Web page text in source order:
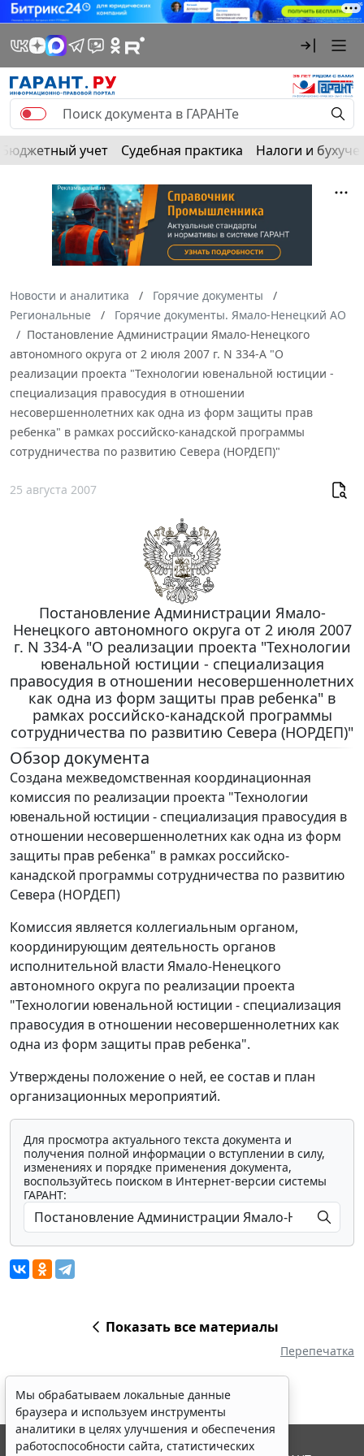
Бюджетный учет Судебная практика Налоги и
Новости и аналитика
Горячие документы
Региональные
Горячие документы. Ямало-Ненецкий АО
Постановление Администрации Ямало-Ненецкого
автономного округа от 2 июля 2007 г. N 334-А "О
реализации проекта "Технологии ювенальной юстиции -
специализация правосудия в отношении
несовершеннолетних как одна из форм защиты прав
ребенка" в рамках российско-канадской программы
сотрудничества по развитию Севера (НОРДЕП)"
25 августа 2007
Постановление Администрации Ямало-
Ненецкого автономного округа от 2 июля 2007
г. N 334-А "О реализации проекта "Технологии
ювенальной юстиции - специализация
правосудия в отношении несовершеннолетних
как одна из форм защиты прав ребенка" в
рамках российско-канадской программы
сотрудничества по развитию Севера (НОРДЕП)"
Обзор документа
Создана межведомственная координационная
комиссия по реализации проекта "Технологии
ювенальной юстиции - специализация правосудия в
отношении несовершеннолетних как одна из форм
защиты прав ребенка" в рамках российско-
канадской программы сотрудничества по развитию
Севера (НОРДЕП)
Комиссия является коллегиальным органом,
координирующим деятельность органов
исполнительной власти Ямало-Ненецкого
автономного округа по реализации проекта
"Технологии ювенальной юстиции - специализация
правосудия в отношении несовершеннолетних как
одна из форм защиты прав ребенка".
Утверждены положение о ней, ее состав и план
организационных мероприятий.
Для просмотра актуального текста документа и
получения полной информации о вступлении в силу,
изменениях и порядке применения документа,
воспользуйтесь поиском в Интернет-версии системы
ГАРАНТ:
Показать все материалы
Перепечатка
Мы обрабатываем локальные данные
браузера и используем инструменты
аналитики в целях улучшения и обеспечения
работоспособности сайта, статистических